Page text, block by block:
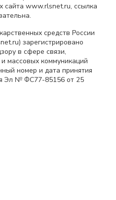
сайта www.rlsnet.ru, ссылка
средств России
зарегистрировано
в сфере связи,
массовых коммуникаций
номер и дата принятия
Эл № ФС77-85156 от 25